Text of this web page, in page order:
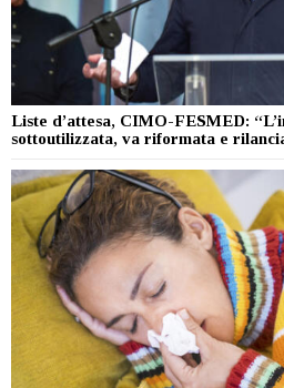
Liste d’attesa, CIMO-FESMED:
sottoutilizzata, va riformata e